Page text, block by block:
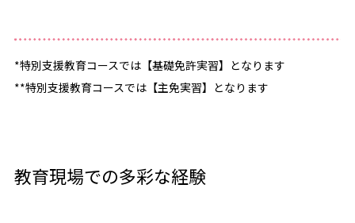
*特別支援教育コースでは【基礎免許実習】となります
**特別支援教育コースでは【主免実習】となります
教育現場での多彩な経験